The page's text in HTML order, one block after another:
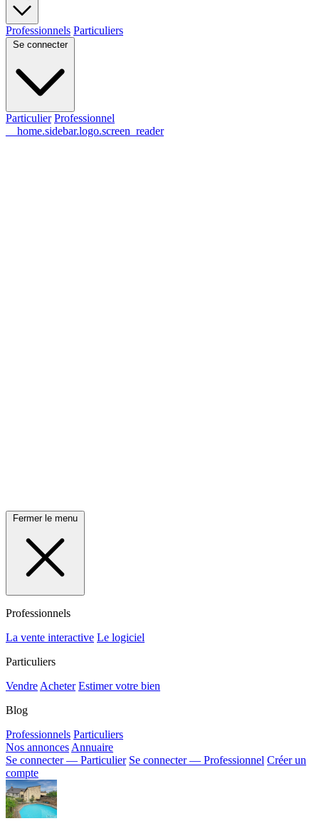
Professionnels Particuliers
Se connecter
Particulier Professionnel
__home.sidebar.logo.screen_reader
Fermer le menu
Professionnels
La vente interactive Le logiciel
Particuliers
Vendre Acheter Estimer votre bien
Blog
Professionnels Particuliers
Nos annonces Annuaire
Se connecter — Particulier Se connecter — Professionnel Créer un
compte